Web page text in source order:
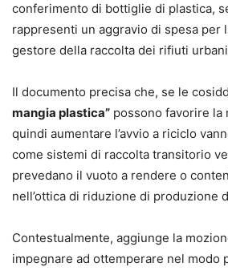
conferimento di bottiglie di plastica,
rappresenti un aggravio di spesa per
gestore della raccolta dei rifiuti urbani
Il documento precisa che, se le
mangia plastica” possono favorire la
quindi aumentare l’avvio a riciclo
come sistemi di raccolta transitorio
prevedano il vuoto a rendere o
nell’ottica di riduzione di produzione
Contestualmente, aggiunge la
impegnare ad ottemperare nel modo